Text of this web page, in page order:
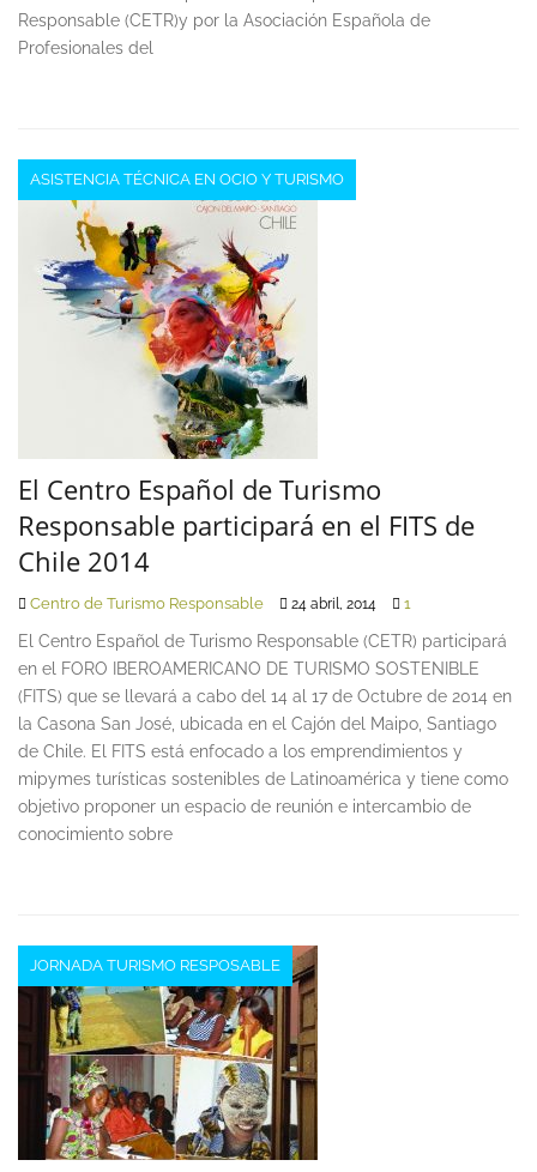
Responsable (CETR)y por la Asociación Española de
Profesionales del
ASISTENCIA TÉCNICA EN OCIO Y TURISMO
El Centro Español de Turismo
Responsable participará en el FITS de
Chile 2014
Centro de Turismo Responsable 24 abril, 2014 1
El Centro Español de Turismo Responsable (CETR) participará
en el FORO IBEROAMERICANO DE TURISMO SOSTENIBLE
(FITS) que se llevará a cabo del 14 al 17 de Octubre de 2014 en
la Casona San José, ubicada en el Cajón del Maipo, Santiago
de Chile. El FITS está enfocado a los emprendimientos y
mipymes turísticas sostenibles de Latinoamérica y tiene como
objetivo proponer un espacio de reunión e intercambio de
conocimiento sobre
JORNADA TURISMO RESPOSABLE